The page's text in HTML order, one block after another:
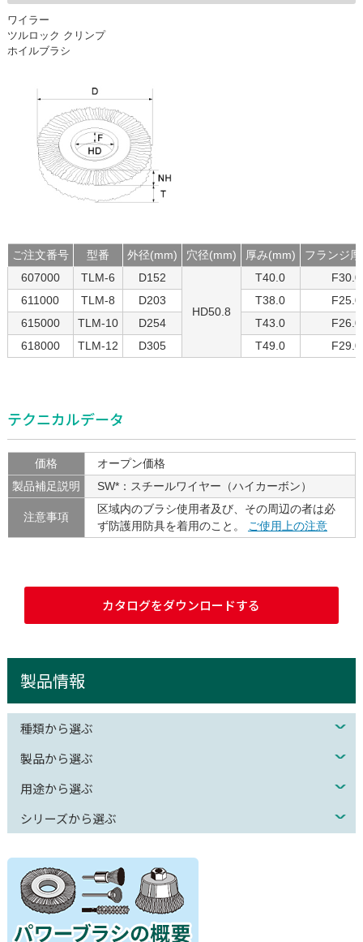
ワイラー
ツルロック クリンプ
ホイルブラシ
ご注文番号
型番
607000
TLM-6
611000
TLM-8
615000
TLM-10
618000
TLM-12
外径(mm) 穴径(mm) 厚み(mm)
フランジ
D152
HD50.8
T40.0
F30.0
D203
T38.0
F25.0
D254
T43.0
F26.0
D305
T49.0 F29.0
テクニカルデータ
価格
オープン価格
製品補足説明
SW*：スチールワイヤー（ハイカーボン）
注意事項
区域内のブラシ使用者及び、その周辺の者は必
ず防護用防具を着用のこと。 ご使用上の注意
カタログをダウンロードする
製品情報
種類から選ぶ
製品から選ぶ
用途から選ぶ
シリーズから選ぶ